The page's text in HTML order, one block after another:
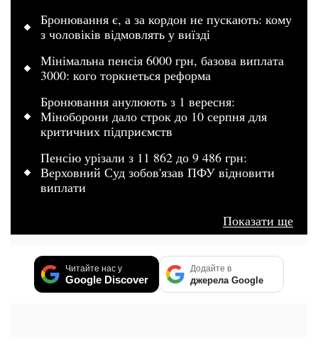
Бронювання є, а за кордон не пускають: кому
з чоловіків відмовлять у виїзді
Мінімальна пенсія 6000 грн, базова виплата
3000: кого торкнеться реформа
Бронювання анулюють з 1 вересня:
Міноборони дало строк до 10 серпня для
критичних підприємств
Пенсію урізали з 11 862 до 9 486 грн:
Верховний Суд зобов'язав ПФУ відновити
виплати
Показати ще
Читайте нас у
Google Discover
Додайте в
джерела Google